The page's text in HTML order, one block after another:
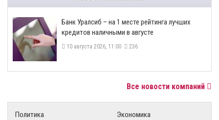
Банк Уралсиб – на 1 месте рейтинга лучших
кредитов наличными в августе
10 августа 2026, 11:00 236
Все новости компаний
Политика
Экономика